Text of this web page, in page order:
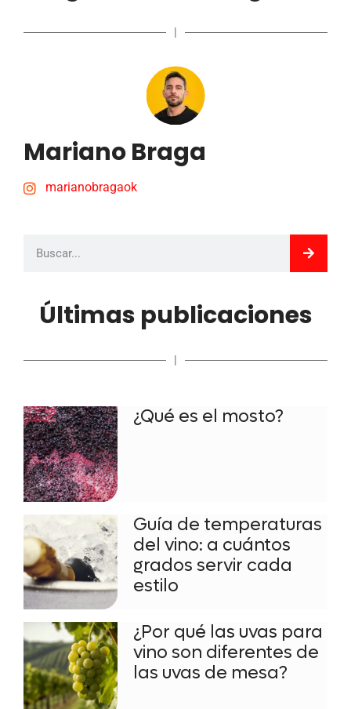
Mariano Braga
marianobragaok
Últimas publicaciones
¿Qué es el mosto?
Guía de temperaturas
del vino: a cuántos
grados servir cada
estilo
¿Por qué las uvas para
vino son diferentes de
las uvas de mesa?